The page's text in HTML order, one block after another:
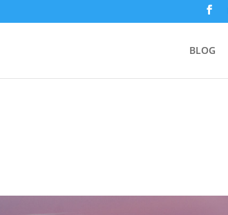
BLOG